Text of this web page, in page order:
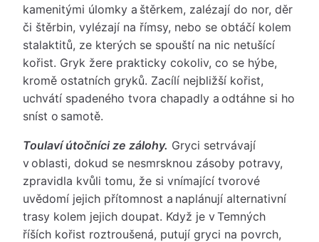
kamenitými úlomky a štěrkem, zalézají do nor, děr
či štěrbin, vylézají na římsy, nebo se obtáčí kolem
stalaktitů, ze kterých se spouští na nic netušící
kořist. Gryk žere prakticky cokoliv, co se hýbe,
kromě ostatních gryků. Zacílí nejbližší kořist,
uchvátí spadeného tvora chapadly a odtáhne si ho
sníst o samotě.
Toulaví útočníci ze zálohy. Gryci setrvávají
v oblasti, dokud se nesmrsknou zásoby potravy,
zpravidla kvůli tomu, že si vnímající tvorové
uvědomí jejich přítomnost a naplánují alternativní
trasy kolem jejich doupat. Když je v Temných
říších kořist roztroušená, putují gryci na povrch,